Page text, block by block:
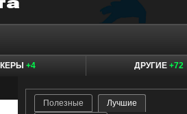
+4 ДРУГИЕ +72
Полезные
Лучшие